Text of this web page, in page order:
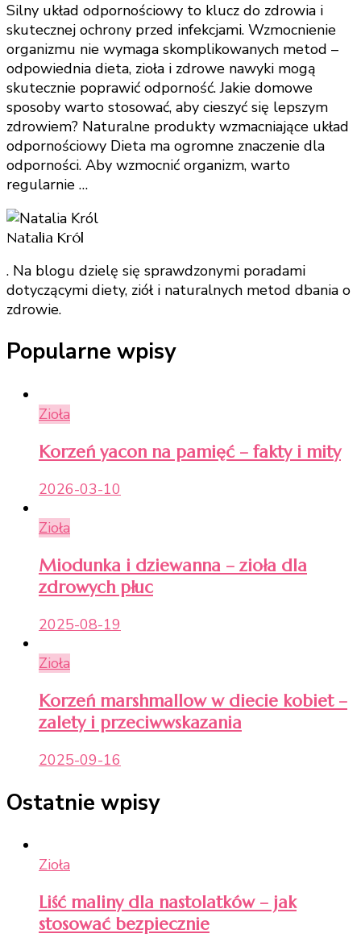
sposoby
na
poprawę
odporności
Silny układ odpornościowy to klucz do zdrowia i
skutecznej ochrony przed infekcjami. Wzmocnienie
organizmu nie wymaga skomplikowanych metod –
odpowiednia dieta, zioła i zdrowe nawyki mogą
skutecznie poprawić odporność. Jakie domowe
sposoby warto stosować, aby cieszyć się lepszym
zdrowiem? Naturalne produkty wzmacniające układ
odpornościowy Dieta ma ogromne znaczenie dla
odporności. Aby wzmocnić organizm, warto
regularnie …
Natalia Król
. Na blogu dzielę się sprawdzonymi poradami
dotyczącymi diety, ziół i naturalnych metod dbania o
zdrowie.
Popularne wpisy
Zioła
Korzeń yacon na pamięć – fakty i mity
2026-03-10
Zioła
Miodunka i dziewanna – zioła dla
zdrowych płuc
2025-08-19
Zioła
Korzeń marshmallow w diecie kobiet –
zalety i przeciwwskazania
2025-09-16
Ostatnie wpisy
Zioła
Liść maliny dla nastolatków – jak
stosować bezpiecznie